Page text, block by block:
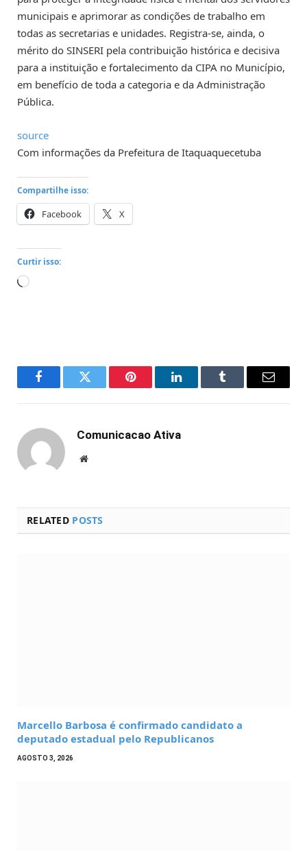
municipais e aprimorar as condições de trabalho em
todas as secretarias e unidades. Registra-se, ainda, o
mérito do SINSERI pela contribuição histórica e decisiva
para a instituição e fortalecimento da CIPA no Município,
em benefício de toda a categoria e da Administração
Pública.
source
Com informações da Prefeitura de Itaquaquecetuba
Compartilhe isso:
Facebook X
Curtir isso:
Carregando...
FacebookTwitter Pinterest LinkedInTumblr Email
Comunicacao Ativa
Website
RELATED POSTS
Marcello Barbosa é confirmado candidato a
deputado estadual pelo Republicanos
AGOSTO 3, 2026